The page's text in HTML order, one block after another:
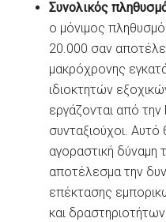
Συνολικός
ο μόνιμος
20.000 σαν
μακρόχρονης
ιδιοκτητών
εργάζονται από
συνταξιούχοι. Αυτό
αγοραστική δύναμη
αποτέλεσμα την
επέκτασης
και